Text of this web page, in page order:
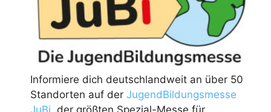
Informiere dich deutschlandweit an über 50
Standorten auf der JugendBildungsmesse
JuBi, der größten Spezial-Messe für